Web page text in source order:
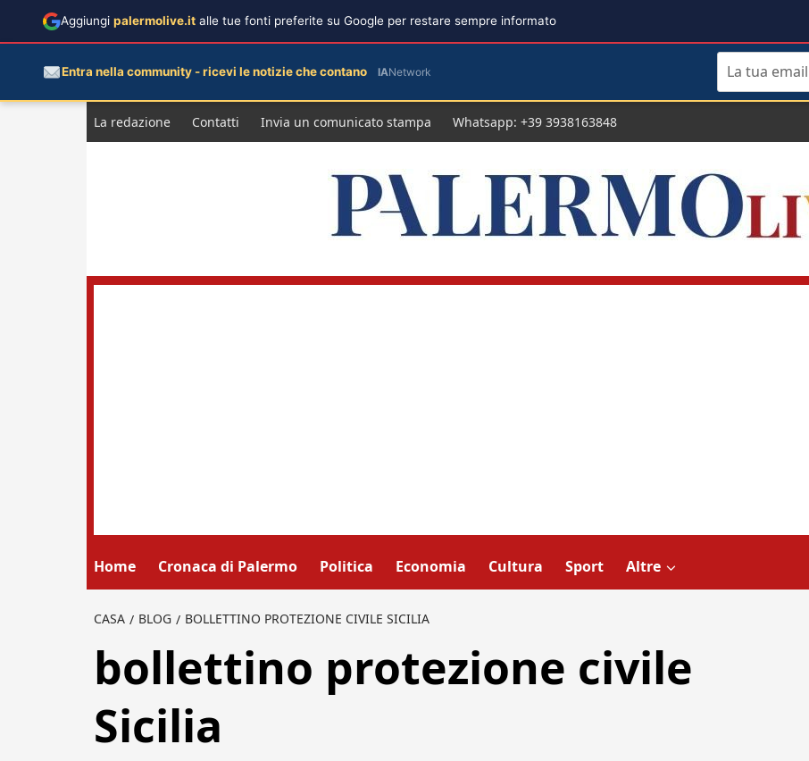
La redazione Contatti Invia un comunicato stampa Whatsapp: +39 3938163848
Home Cronaca di Palermo Politica Economia Cultura Sport Altre
CASA BLOG BOLLETTINO PROTEZIONE CIVILE SICILIA
bollettino protezione civile
Sicilia
Aggiungi palermolive.it alle tue fonti preferite su Google per restare sempre informato
Entra nella community - ricevi le notizie che contano IANetwork